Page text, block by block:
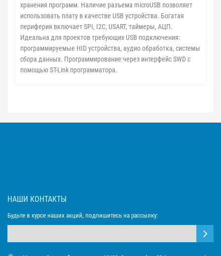
хранения программ. Наличие разъема microUSB позволяет
использовать плату в качестве USB устройства. Богатая
периферия включает SPI, I2C, USART, таймеры, АЦП.
Идеальна для проектов требующих USB подключения:
программируемые HID устройства, аудио обработка, системы
сбора данных. Программирование через интерфейс SWD с
помощью ST-Link программатора.
НАШИ КОНТАКТЫ
Будьте в курсе наших акций, подпишитесь на рассылку: